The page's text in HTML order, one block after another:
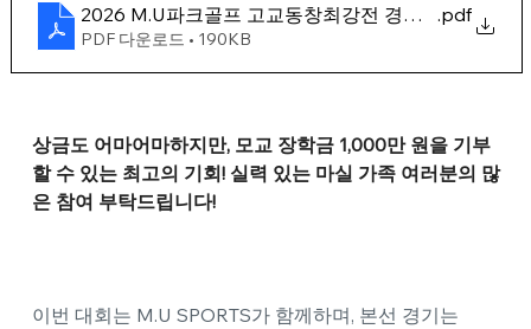
2026 M.U파크골프 고교동창최강전 경기 조건
.pdf
PDF 다운로드 • 190KB
상금도 어마어마하지만, 모교 장학금 1,000만 원을 기부
할 수 있는 최고의 기회! 실력 있는 마실 가족 여러분의 많
은 참여 부탁드립니다!
이번 대회는 M.U SPORTS가 함께하며, 본선 경기는